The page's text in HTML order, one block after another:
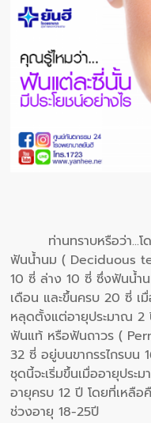
ท่านทราบหรือว่า
ฟันน้ำนม ( Deciduous
10 ซี่ ล่าง 10 ซี่ ซึ่งฟันน้ำ
เดือน และขึ้นครบ 20 ซี่ เ
หลุดตั้งแต่อายุประมาณ
ฟันแท้ หรือฟันถาวร (
32 ซี่ อยู่บนขากรรไกรบน
ชุดนี้จะเริ่มขึ้นเมื่ออายุปร
อายุครบ 12 ปี โดยที่เหลือ
ช่วงอายุ 18-25ปี